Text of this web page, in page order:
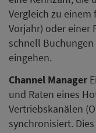
Vergleich zu einem
Vorjahr) oder einer
schnell
eingehen.
Channel Manager
und Raten eines
Vertriebskanälen
synchronisiert.